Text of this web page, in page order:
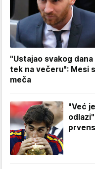
"Ustajao svakog
tek na večeru": Mesi
meča
"Već